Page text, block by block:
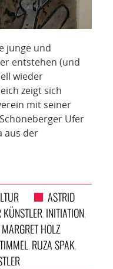
junge und
entstehen (und
wieder
zeigt sich
mit seiner
Ufer
aus der
ASTRID
KÜNSTLER, INITIATION,
MARGRET HOLZ,
, RUZA SPAK,